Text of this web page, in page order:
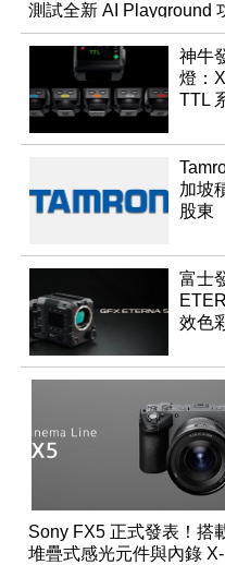
測試全新 AI Playground
能
神牛
燈：
TTL
加坡
股東
富士
效色
Sony FX5 正式發表！搭
堆疊式感光元件與內錄 X-